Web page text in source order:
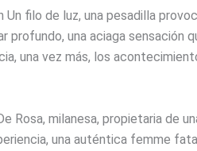
filo de luz, una pesadilla
profundo, una aciaga sensación
una vez más, los
Rosa, milanesa, propietaria de
una auténtica femme